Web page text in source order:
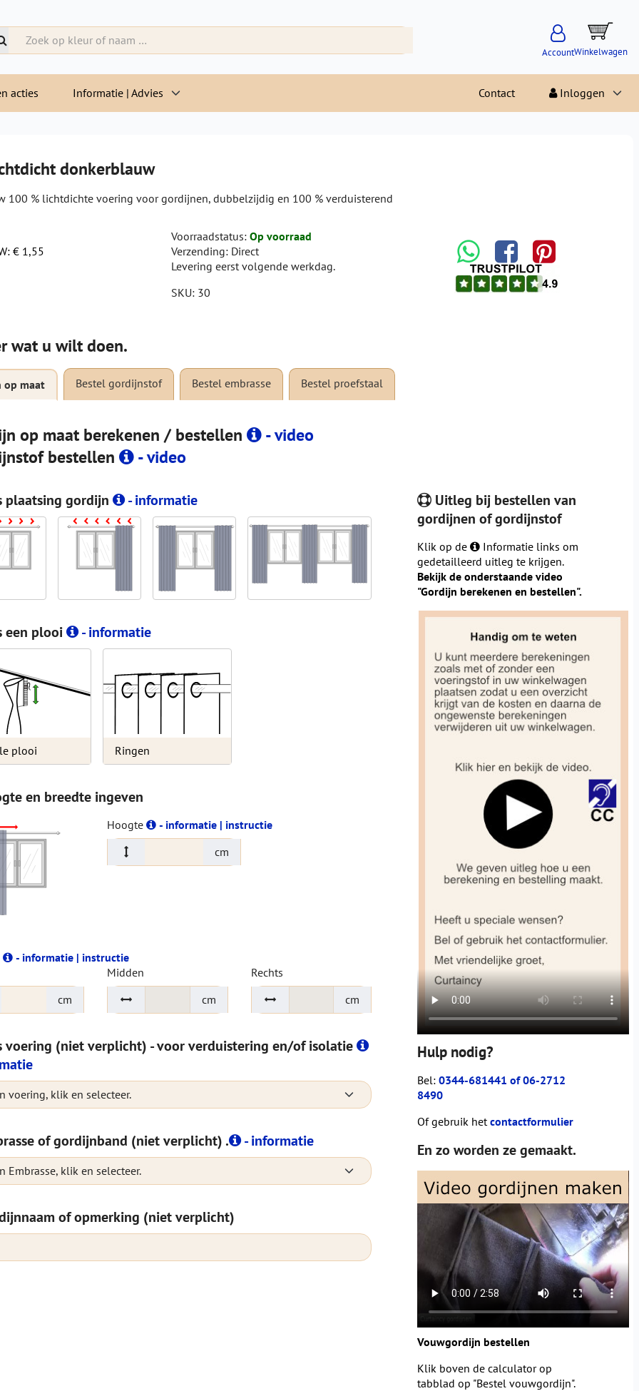
AccountWinkelwagen
acties Informatie | Advies Contact Inloggen
donkerblauw
100 % lichtdichte voering voor gordijnen, dubbelzijdig en 100 % verduisterend
€ 1,55
Voorraadstatus: Op voorraad
Verzending: Direct
Levering eerst volgende werkdag.
SKU: 30
wat u wilt doen.
op maat Bestel gordijnstof Bestel embrasse Bestel proefstaal
op maat berekenen / bestellen
- video
bestellen
- video
plaatsing gordijn - informatie
een plooi - informatie
plooi Ringen
en breedte ingeven
Hoogte
- informatie | instructie
cm
- informatie | instructie
cm
Midden
cm
Rechts
cm
voering (niet verplicht) - voor verduistering en/of isolatie
voering, klik en selecteer.
of gordijnband (niet verplicht) . - informatie
Embrasse, klik en selecteer.
of opmerking (niet verplicht)
Uitleg bij bestellen van
gordijnen of gordijnstof
Klik op de
Informatie links om
gedetailleerd uitleg te krijgen.
Bekijk de onderstaande video
"Gordijn berekenen en bestellen".
Hulp nodig?
Bel:0344-681441 of 06-2712
8490
Of gebruik hetcontactformulier
En zo worden ze gemaakt.
Vouwgordijn bestellen
Klik boven de calculator op
tabblad op "Bestel vouwgordijn".